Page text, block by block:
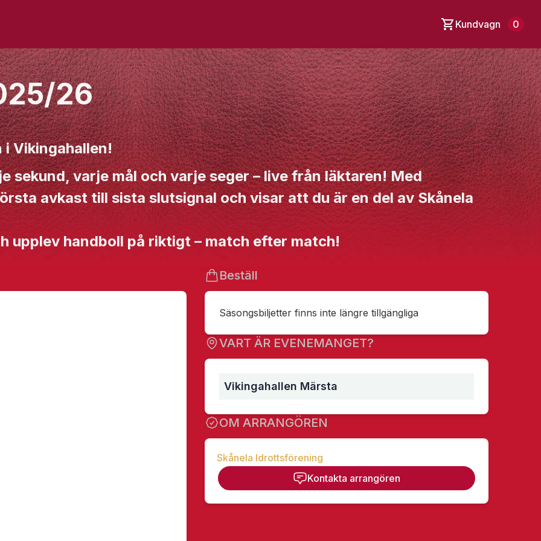
Kundvagn 0
26
i Vikingahallen!
sekund, varje mål och varje seger – live från läktaren! Med
avkast till sista slutsignal och visar att du är en del av Skånela
upplev handboll på riktigt – match efter match!
Beställ
Säsongsbiljetter finns inte längre tillgängliga
VART ÄR EVENEMANGET?
Vikingahallen Märsta
OM ARRANGÖREN
Skånela Idrottsförening
Kontakta arrangören